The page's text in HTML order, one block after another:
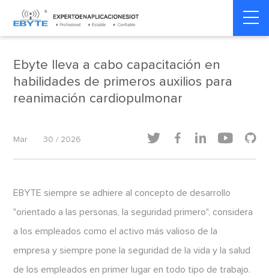
Home > Noticias de la compañía Noticias de la compañía
Ebyte lleva a cabo capacitación en
habilidades de primeros auxilios para
reanimación cardiopulmonar
Mar 30 / 2026     
EBYTE siempre se adhiere al concepto de desarrollo
"orientado a las personas, la seguridad primero", considera
a los empleados como el activo más valioso de la
empresa y siempre pone la seguridad de la vida y la salud
de los empleados en primer lugar en todo tipo de trabajo.